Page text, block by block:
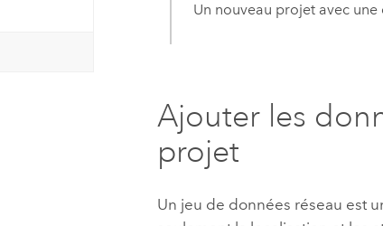
Un nouveau projet avec
Ajouter les
projet
Un jeu de données réseau est